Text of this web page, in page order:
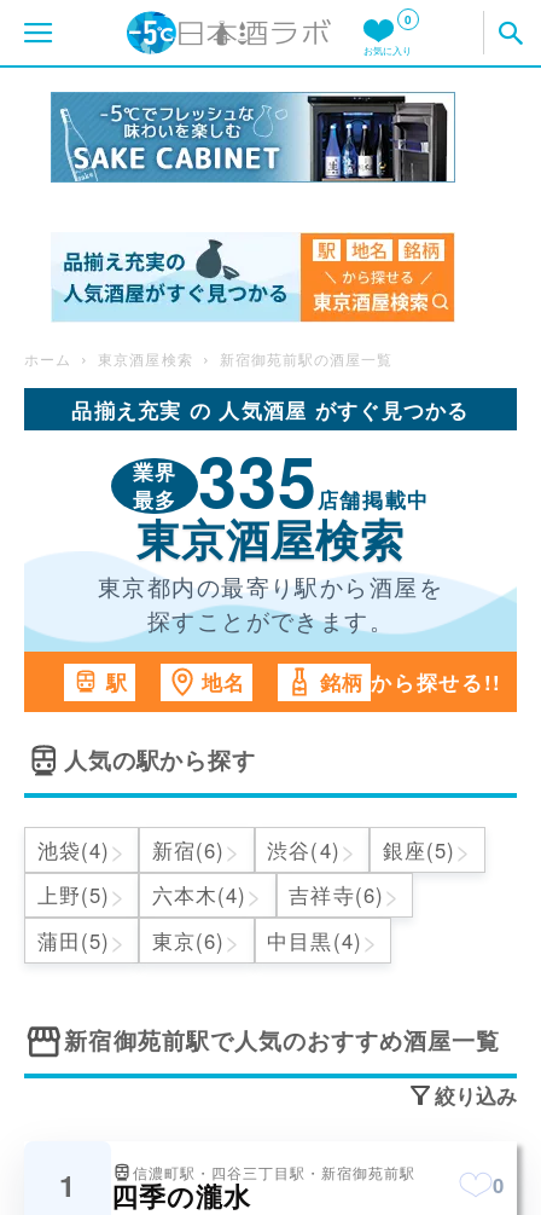
0
お気に入り
ホーム 東京酒屋検索 新宿御苑前駅の酒屋一覧
品揃え充実 の 人気酒屋 がすぐ見つかる
業界
最多
335店舗掲載中
東京酒屋検索
東京都内の最寄り駅から酒屋を
探すことができます。
駅 地名 銘柄 から探せる!!
人気の駅から探す
池袋(4) > 新宿(6) > 渋谷(4) > 銀座(5) >
上野(5) > 六本木(4) > 吉祥寺(6) >
蒲田(5) > 東京(6) > 中目黒(4) >
新宿御苑前駅で人気のおすすめ酒屋一覧
絞り込み
1 信濃町駅・四谷三丁目駅・新宿御苑前駅
四季の瀧水 0